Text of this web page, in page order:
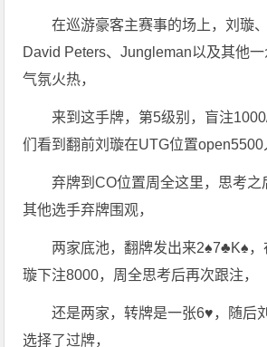
在巡游豪客主赛事的场上，刘璇
David Peters、Jungleman以及其他一
气氛火热，
来到这手牌，第5级别，盲注
们看到翻前刘璇在UTG位置open5500
弃牌到CO位置周全这里，思考之
其他选手弃牌围观，
两家底池，翻牌发出来2♠️7♣️K♠️，
璇下注8000，周全思考后再次跟注，
还是两家，转牌是一张6♥️，随后
选择了过牌，